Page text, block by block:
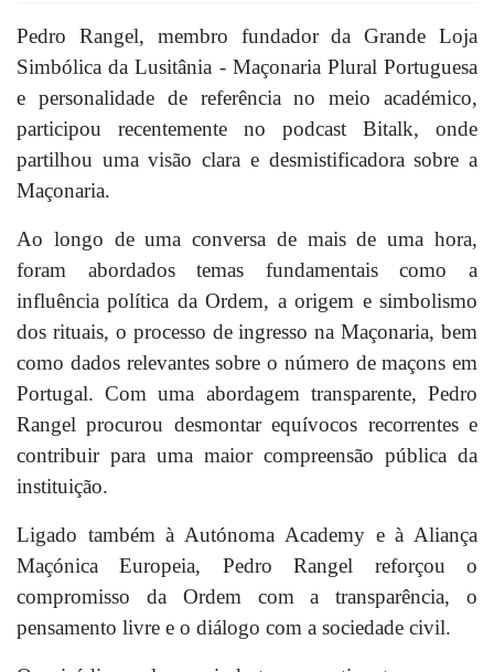
Pedro Rangel, membro fundador da Grande Loja
Simbólica da Lusitânia - Maçonaria Plural Portuguesa
e personalidade de referência no meio académico,
participou recentemente no podcast Bitalk, onde
partilhou uma visão clara e desmistificadora sobre a
Maçonaria.
Ao longo de uma conversa de mais de uma hora,
foram abordados temas fundamentais como a
influência política da Ordem, a origem e simbolismo
dos rituais, o processo de ingresso na Maçonaria, bem
como dados relevantes sobre o número de maçons em
Portugal. Com uma abordagem transparente, Pedro
Rangel procurou desmontar equívocos recorrentes e
contribuir para uma maior compreensão pública da
instituição.
Ligado também à Autónoma Academy e à Aliança
Maçónica Europeia, Pedro Rangel reforçou o
compromisso da Ordem com a transparência, o
pensamento livre e o diálogo com a sociedade civil.